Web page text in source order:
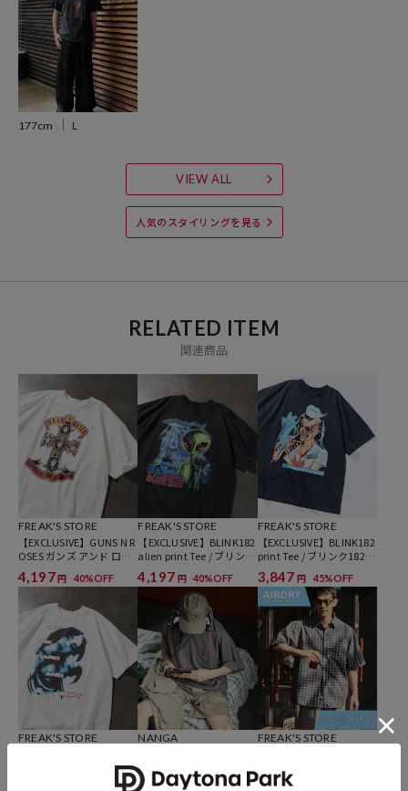
と色味が異なる場合がございます。また表示のサイズ感と実物は若干
異なる場合もございますので、予めご了承ください。
※着用、お取り扱いの際は、商品についている品質表示とアテンショ
ンタグを必ずご確認下さい。
円（2026年4月23日時点）
※「参考価格」とは、Daytona Parkにおける対象商品の通常販売（先
ブランド説明
【FREAK'S STORE / フリークスストア】
「アメリカの豊かさとワクワク・ドキドキを日本に伝えたい」という
ど自分たちが本気でカッコ良いと思うものをセレクト。積極的に楽し
む生活体験者＝フリークとして、アメリカンライフスタイルの楽しみ
方を提案するセレクトショップです。
177cm L
VIEW ALL
人気のスタイリングを見る
RELATED ITEM
関連商品
FREAK'S STORE
【EXCLUSIVE】GUNS N R
OSES ガンズ アンド ロー
ゼス フロントプリント ク
ルーネック Tシャツ
4,197円 40%OFF
FREAK'S STORE
【EXCLUSIVE】BLINK182
alien print Tee / ブリンク
182 エイリアングラフィ
ックプリント クルーネッ
ク Tシャツ
4,197 円 40%OFF
FREAK'S STORE
【EXCLUSIVE】BLINK182
print Tee / ブリンク182
プリント クルーネック T
シャツ
3,847 円 45%OFF
FREAK'S STORE
ISH S/S Tee/ビリー・アイ
リッシュ フロントプリン
NANGA
ワンポイントロゴ ポケッ
トTシャツ 日本製 UVカッ
FREAK'S STORE
高機能素材 ブロード レギ
ュラーカラーシャツ ショ